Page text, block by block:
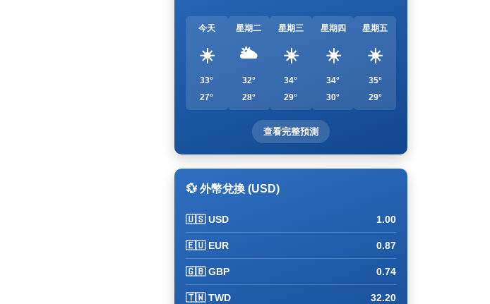
今天
☀️
33°
27°
星期二
🌥️
32°
28°
星期三
☀️
34°
29°
星期四
☀️
34°
30°
星期五
☀️
35°
29°
查看完整預測
💱 外幣兌換 (USD)
🇺🇸 USD 1.00
🇪🇺 EUR 0.87
🇬🇧 GBP 0.74
🇹🇼 TWD 32.20